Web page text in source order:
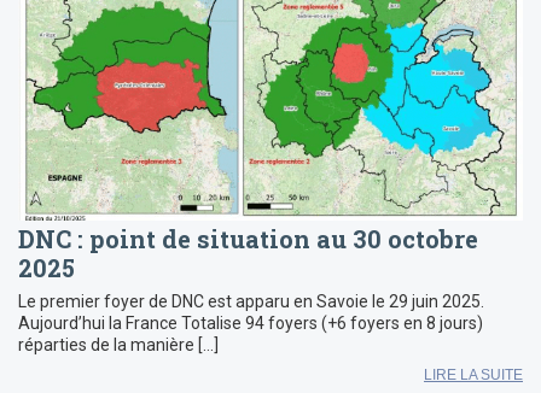
DNC : point de situation au 30 octobre
2025
Le premier foyer de DNC est apparu en Savoie le 29 juin 2025.
Aujourd’hui la France Totalise 94 foyers (+6 foyers en 8 jours)
réparties de la manière […]
LIRE LA SUITE